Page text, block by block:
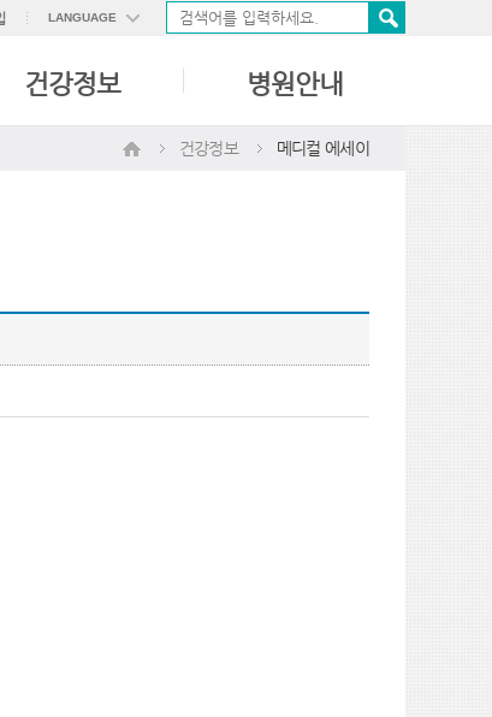
LANGUAGE
中國語
건강정보 병원안내
건강정보 메디컬 에세이